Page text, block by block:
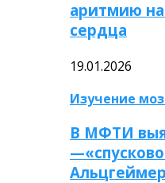
аритмию на
сердца
19.01.2026
Изучение
В МФТИ